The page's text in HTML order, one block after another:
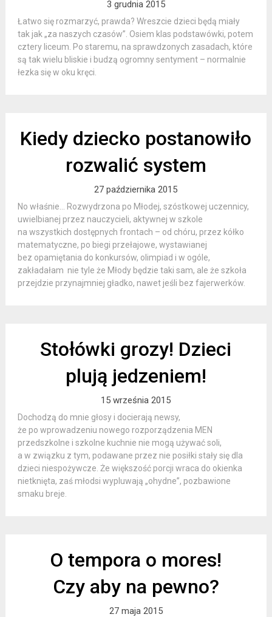
3 grudnia 2015
Łatwo się rozmarzyć, prawda? Wreszcie dzieci będą miały
tak jak „za naszych czasów”. Osiem klas podstawówki, potem
cztery liceum. Po staremu, na sprawdzonych zasadach, które
są tak wielu bliskie i budzą ogromny sentyment – normalnie
łezka się w oku kręci.
Kiedy dziecko postanowiło
rozwalić system
27 października 2015
No właśnie… Rozwydrzona po Młodej, szóstkowej uczennicy,
uwielbianej przez nauczycieli, aktywnej w szkole
na wszystkich dostępnych frontach – od chóru, przez kółko
matematyczne, po biegi przełajowe, wystawianej
bez opamiętania do konkursów, olimpiad i w ogóle,
zakładałam nie tyle że Młody będzie taki sam, ale że szkoła
przejdzie przynajmniej gładko, nawet jeśli bez fajerwerków.
Stołówki grozy! Dzieci
plują jedzeniem!
15 września 2015
Dochodzą do mnie głosy i docierają newsy,
że po wprowadzeniu nowego rozporządzenia MEN
przedszkolne i szkolne kuchnie nie mogą używać soli,
a w związku z tym, podawane przez nie posiłki stały się dla
dzieci niespożywcze. Że większość porcji wraca do okienka
nietknięta, zaś młodsi wypluwają „ohydne”, pozbawione
smaku breje.
O tempora o mores!
Czy aby na pewno?
27 maja 2015